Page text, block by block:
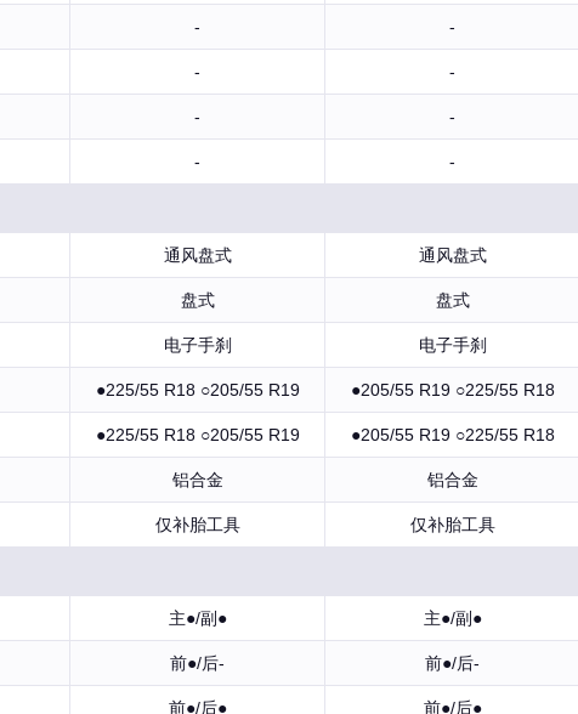
- -
- -
- -
- -
通风盘式 通风盘式
盘式 盘式
电子手刹 电子手刹
●225/55 R18 ○205/55 R19 ●205/55 R19 ○225/55 R18
●225/55 R18 ○205/55 R19 ●205/55 R19 ○225/55 R18
铝合金 铝合金
仅补胎工具 仅补胎工具
主●/副● 主●/副●
前●/后- 前●/后-
前●/后● 前●/后●